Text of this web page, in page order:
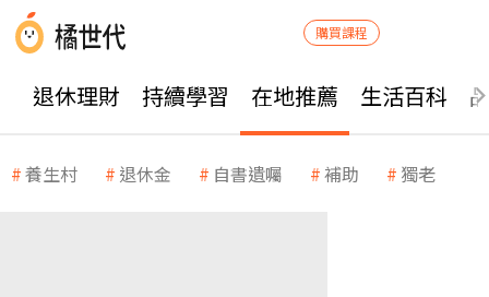
購買課程
退休理財 持續學習 在地推薦 生活百科
養生村 退休金 自書遺囑 補助 獨老